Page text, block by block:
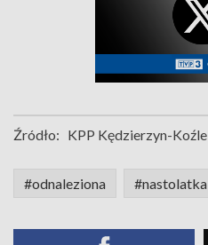
Źródło: KPP Kędzierzyn-Koźle
#odnaleziona #nastolatka